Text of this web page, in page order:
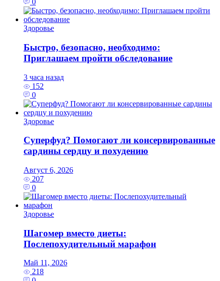
0
Здоровье
Быстро, безопасно, необходимо:
Приглашаем пройти обследование
3 часа назад
152
0
Здоровье
Суперфуд? Помогают ли консервированные
сардины сердцу и похудению
Август 6, 2026
207
0
Здоровье
Шагомер вместо диеты:
Послепохудительный марафон
Май 11, 2026
218